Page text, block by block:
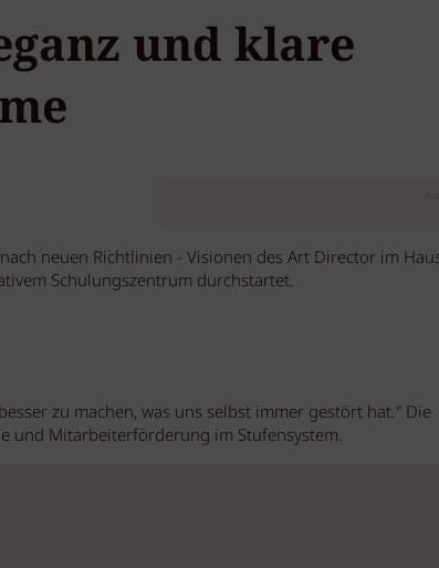
und klare
neuen Richtlinien - Visionen des Art Director im
Schulungszentrum durchstartet.
zu machen, was uns selbst immer gestört hat." Die
und Mitarbeiterförderung im Stufensystem.